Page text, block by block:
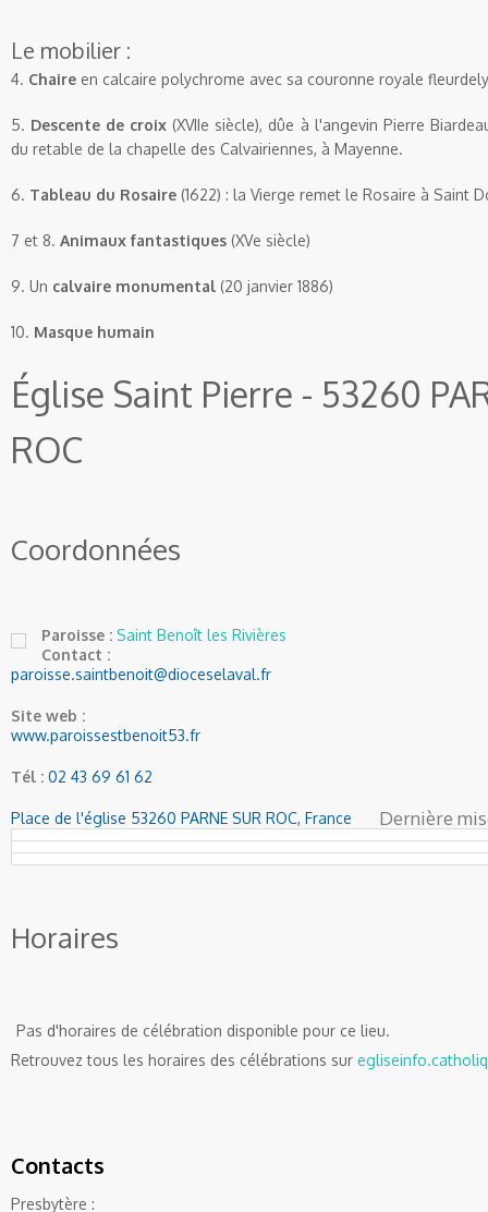
Le mobilier :
4. Chaire en calcaire polychrome avec sa couronne royale
5. Descente de croix (XVIIe siècle), dûe à l'angevin Pierre
du retable de la chapelle des Calvairiennes, à Mayenne.
6. Tableau du Rosaire (1622) : la Vierge remet le Rosaire à Saint
7 et 8. Animaux fantastiques (XVe siècle)
9. Un calvaire monumental (20 janvier 1886)
10. Masque humain
Église Saint Pierre - 53260
ROC
Coordonnées
Paroisse : Saint Benoît les Rivières
Contact :
paroisse.saintbenoit@dioceselaval.fr
Site web :
www.paroissestbenoit53.fr
Tél : 02 43 69 61 62
Place de l'église 53260 PARNE SUR ROC, France Dernière
Horaires
Pas d'horaires de célébration disponible pour ce lieu.
Retrouvez tous les horaires des célébrations sur
Contacts
Presbytère :